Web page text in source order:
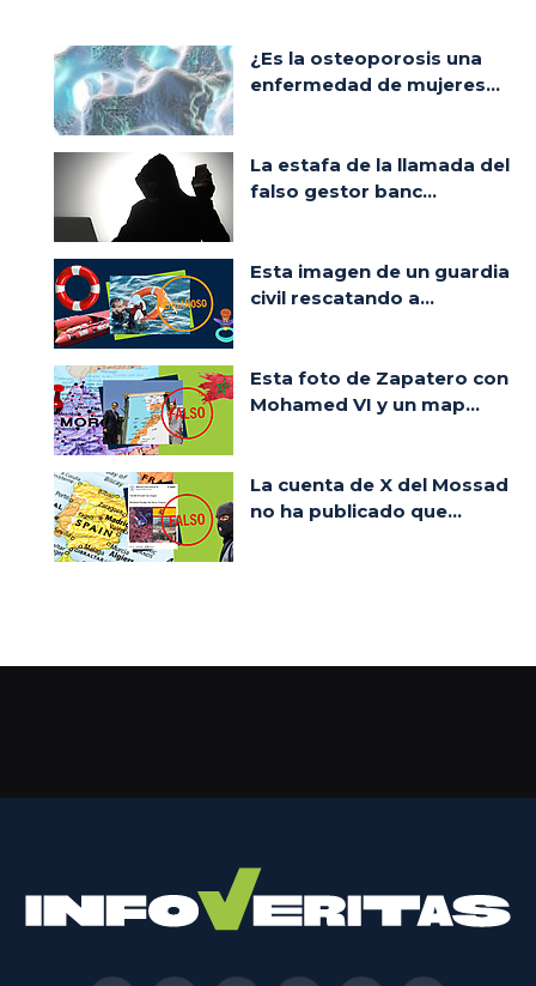
¿Es la osteoporosis una
enfermedad de mujeres...
La estafa de la llamada del
falso gestor banc...
Esta imagen de un guardia
civil rescatando a...
Esta foto de Zapatero con
Mohamed VI y un map...
La cuenta de X del Mossad
no ha publicado que...